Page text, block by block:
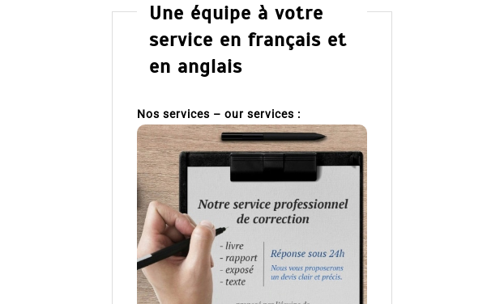
Une équipe à votre
service en français et
en anglais
Nos services – our services :